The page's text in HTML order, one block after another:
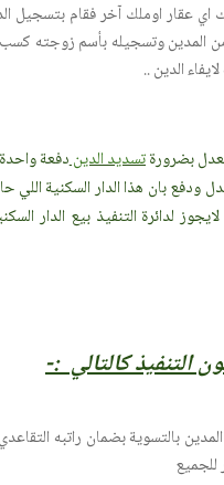
عقار اوملك آخر فقام بتسجيل
وتسجيله بأسم زوجته كسب
الدين ..
بضرورةتسديد الدين
ودفع بان هذا الدار السكنية
التنفيذ لايجوز لدائرة التنفيذ
التنفيذ كالتالي :-
بالتسوية بضمان راتبه
للجميع